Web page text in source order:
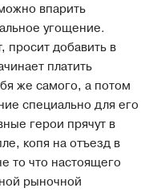
впарить
угощение.
добавить в
платить
же самого, а потом
специально для его
герои прячут в
копя на отъезд в
то что настоящего
рыночной